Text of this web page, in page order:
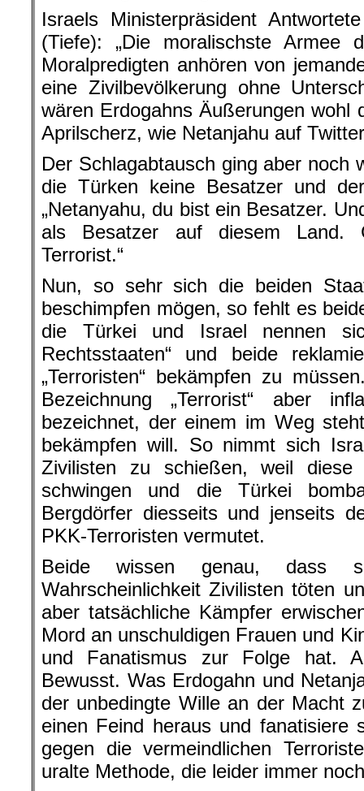
Israels Ministerpräsident
(Tiefe): „Die moralischste Armee
Moralpredigten anhören von
eine Zivilbevölkerung ohne
wären Erdogahns Äußerungen wohl
Aprilscherz, wie Netanjahu auf
Der Schlagabtausch ging aber noch
die Türken keine Besatzer und
„Netanyahu, du bist ein Besatzer.
als Besatzer auf diesem Land.
Terrorist.“
Nun, so sehr sich die beiden
beschimpfen mögen, so fehlt es
die Türkei und Israel nennen
Rechtsstaaten“ und beide
„Terroristen“ bekämpfen zu
Bezeichnung „Terrorist“ aber
bezeichnet, der einem im Weg
bekämpfen will. So nimmt sich
Zivilisten zu schießen, weil
schwingen und die Türkei
Bergdörfer diesseits und jenseits
PKK-Terroristen vermutet.
Beide wissen genau, dass
Wahrscheinlichkeit Zivilisten töten
aber tatsächliche Kämpfer
Mord an unschuldigen Frauen und
und Fanatismus zur Folge hat.
Bewusst. Was Erdogahn und
der unbedingte Wille an der Macht
einen Feind heraus und fanatisiere
gegen die vermeindlichen
uralte Methode, die leider immer